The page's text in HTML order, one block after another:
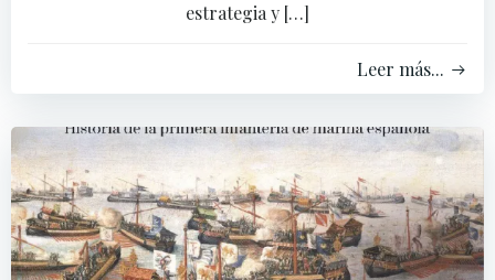
estrategia y […]
Leer más...